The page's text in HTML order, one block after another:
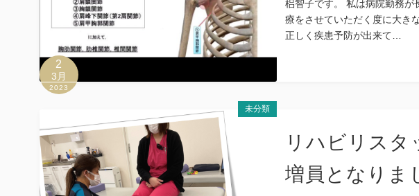
2
3月
2023
梠智子です。 私は病院勤務が
療をさせていただく度に大き
正しく疾患予防が出来て…
未分類
リハビリスタ
増員となりま